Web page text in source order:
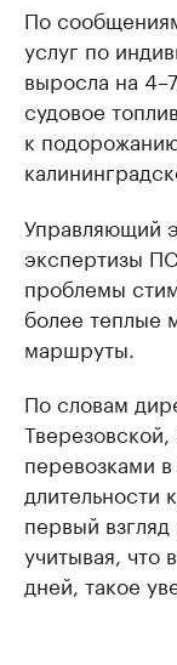
По
услуг по
выросла на
судовое
к
Управляющий
экспертизы
проблемы
более теплые
маршруты.
По словам
перевозками
длительности
первый
учитывая, что
дней, такое